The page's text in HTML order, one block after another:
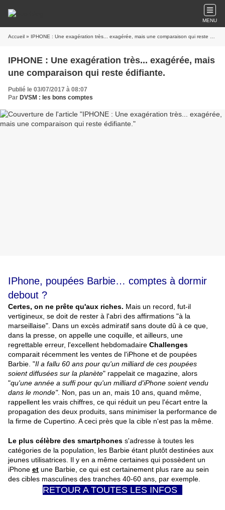
MENU
Accueil » IPHONE : Une exagération très... exagérée, mais une comparaison qui reste édifiante.
IPHONE : Une exagération très... exagérée, mais
une comparaison qui reste édifiante.
Publié le 03/07/2017 à 08:07
Par DVSM : les bons comptes
IPhone, poupées Barbie… comptes à dormir
debout ?
Certes, on ne prête qu'aux riches. Mais un record, fut-il
vertigineux, se doit de rester à l'abri des affirmations "à la
marseillaise". Dans un excès admiratif sans doute dû à ce que,
dans la presse, on appelle une coquille, et ailleurs, une
regrettable erreur, l'excellent hebdomadaire Challenges
comparait récemment les ventes de l'iPhone et de poupées
Barbie. "Il a fallu 60 ans pour qu'un milliard de ces poupées
soient diffusées sur la planète" rappelait ce magazine, alors
"qu'une année a suffi pour qu'un milliard d'iPhone soient vendu
dans le monde". Non, pas un an, mais 10 ans, quand même,
rappellent les vrais chiffres, ce qui réduit un peu l'écart entre la
propagation des deux produits, sans minimiser la performance de
la firme de Cupertino. A ceci près que la cible n'est pas la même.
Le plus célèbre des smartphones s'adresse à toutes les
catégories de la population, les Barbie étant plutôt destinées aux
jeunes utilisatrices. Il y en a même certaines qui possèdent un
iPhone et une Barbie, ce qui est certainement plus rare au sein
des cibles masculines des tranches 40-60 ans, par exemple.
RETOUR A TOUTES LES INFOS